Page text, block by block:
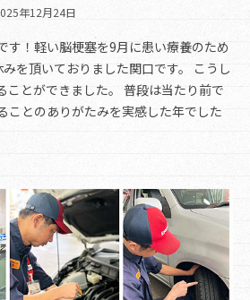
年12月24日
す！軽い脳梗塞を9月に患い療養のため
を頂いておりました関口です。 こうし
ことができました。 普段は当たり前で
ことのありがたみを実感した年でした